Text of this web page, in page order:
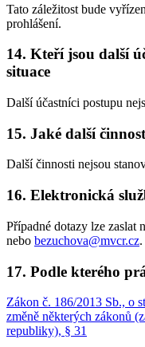
Tato záležitost bude
prohlášení.
14. Kteří jsou další
situace
Další účastníci postupu
15. Jaké další
Další činnosti nejsou
16. Elektronická
Případné dotazy lze zaslat
nebo bezuchova@mvcr.cz.
17. Podle kterého
Zákon č. 186/2013 Sb., o
změně některých zákonů
republiky), § 31